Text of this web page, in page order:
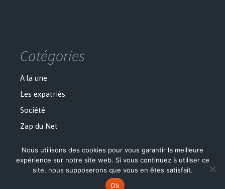
Catégories
A la une
Les expatriés
Société
Zap du Net
Fièrement propulsé par WordPress
Nous utilisons des cookies pour vous garantir la meilleure
expérience sur notre site web. Si vous continuez à utiliser ce
site, nous supposerons que vous en êtes satisfait.
Ok